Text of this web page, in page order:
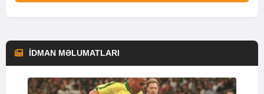
İDMAN MƏLUMATLARI